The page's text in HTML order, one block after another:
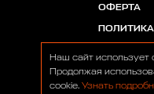
ОФЕРТА
Наш сайт использует
Продолжая
cookie. Узнать